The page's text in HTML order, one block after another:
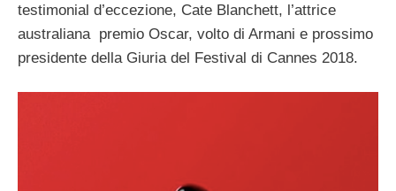
testimonial d’eccezione, Cate Blanchett, l’attrice
australiana premio Oscar, volto di Armani e prossimo
presidente della Giuria del Festival di Cannes 2018.